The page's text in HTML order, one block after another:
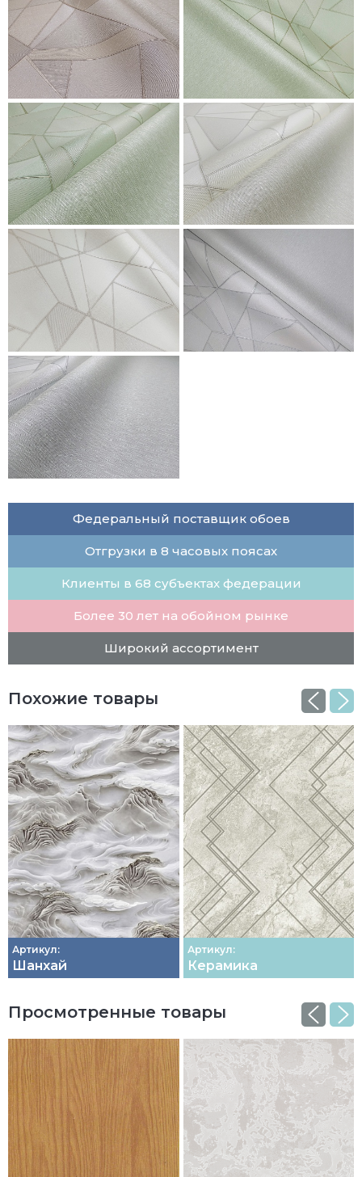
Федеральный поставщик обоев
Отгрузки в 8 часовых поясах
Клиенты в 68 субъектах федерации
Более 30 лет на обойном рынке
Широкий ассортимент
Похожие товары
Артикул:
Шанхай
Артикул:
Керамика
Просмотренные товары